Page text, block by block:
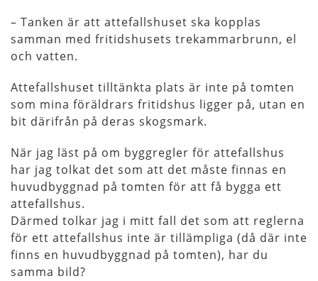
– Tanken är att attefallshuset ska kopplas
samman med fritidshusets trekammarbrunn, el
och vatten.
Attefallshuset tilltänkta plats är inte på tomten
som mina föräldrars fritidshus ligger på, utan en
bit därifrån på deras skogsmark.
När jag läst på om byggregler för attefallshus
har jag tolkat det som att det måste finnas en
huvudbyggnad på tomten för att få bygga ett
attefallshus.
Därmed tolkar jag i mitt fall det som att reglerna
för ett attefallshus inte är tillämpliga (då där inte
finns en huvudbyggnad på tomten), har du
samma bild?